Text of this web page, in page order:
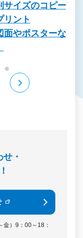
サイズのコピー
リント
面やポスターな
・
金）9：00～18：